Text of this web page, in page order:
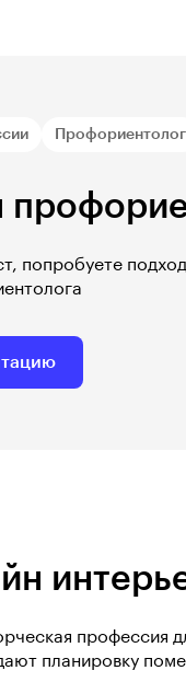
Профориентолог
попробуете
профессия
планировку